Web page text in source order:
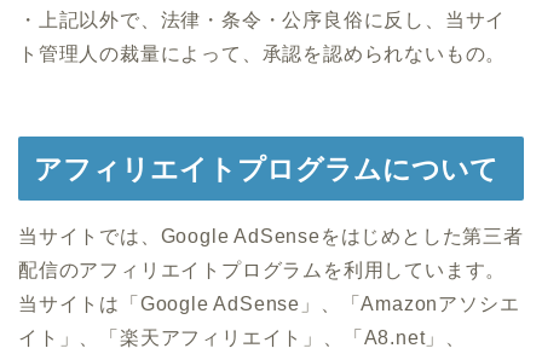
・上記以外で、法律・条令・公序良俗に反し、当サイ
ト管理人の裁量によって、承認を認められないもの。
アフィリエイトプログラムについて
当サイトでは、Google AdSenseをはじめとした第三者
配信のアフィリエイトプログラムを利用しています。
当サイトは「Google AdSense」、「Amazonアソシエ
イト」、「楽天アフィリエイト」、「A8.net」、